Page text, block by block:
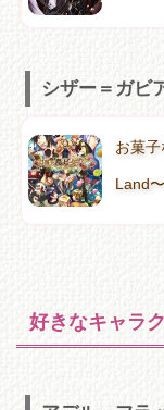
シザー＝ガビ
お菓
Land〜
好きなキャラ